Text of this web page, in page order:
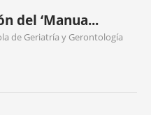
del ‘Manua...
de Geriatría y Gerontología